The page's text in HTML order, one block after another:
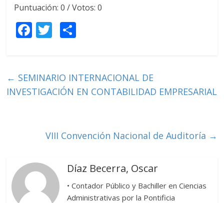
Puntuación:0 / Votos:0
F
b
o
T
er p
ar
← SEMINARIO INTERNACIONAL DE
INVESTIGACIÓN EN CONTABILIDAD EMPRESARIAL
VIII Convención Nacional de Auditoría →
Díaz Becerra, Oscar
• Contador Público y Bachiller en Ciencias
Administrativas por la Pontificia